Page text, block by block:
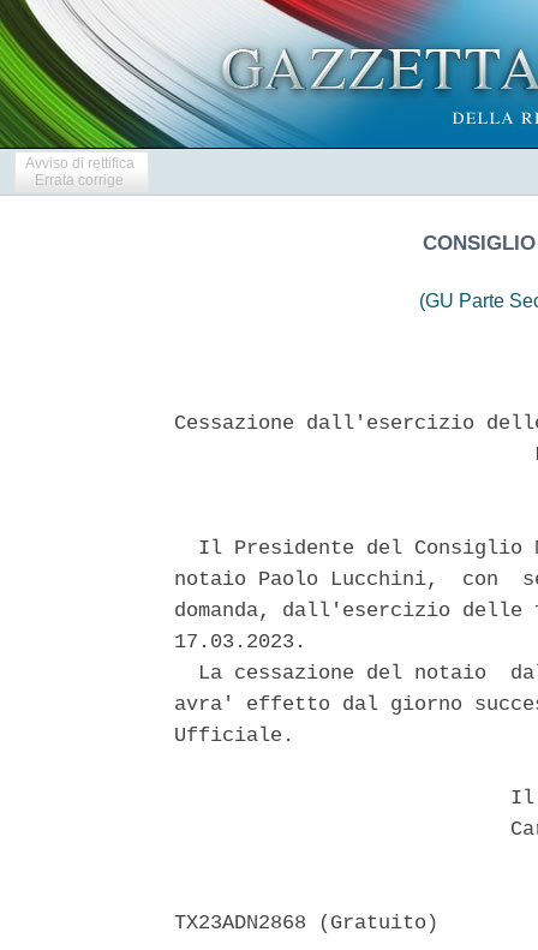
Avviso di rettifica
Errata corrige
(GU Parte
Cessazione dall'esercizio
Il Presidente del Consiglio
notaio Paolo Lucchini,  con
domanda, dall'esercizio
17.03.2023.
La cessazione del notaio
avra' effetto dal giorno
Ufficiale.